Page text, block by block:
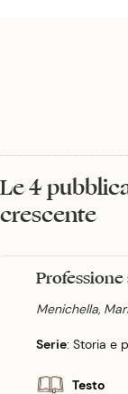
Le 4
crescente
Menichella,
Serie: Storia e
Testo